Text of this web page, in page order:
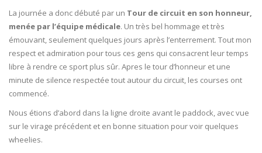
La journée a donc débuté par un Tour de circuit en son honneur,
menée par l’équipe médicale. Un très bel hommage et très
émouvant, seulement quelques jours après l’enterrement. Tout mon
respect et admiration pour tous ces gens qui consacrent leur temps
libre à rendre ce sport plus sûr. Apres le tour d’honneur et une
minute de silence respectée tout autour du circuit, les courses ont
commencé.
Nous étions d’abord dans la ligne droite avant le paddock, avec vue
sur le virage précédent et en bonne situation pour voir quelques
wheelies.